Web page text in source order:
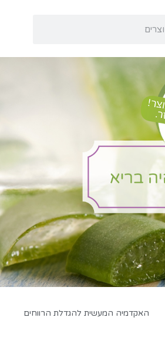
האקדמיה המעשית להגדלת הרווחים